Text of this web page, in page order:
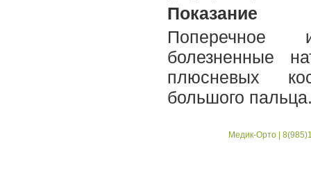
Показание
Поперечное
болезненные
плюсневых
большого
Медик-Орто |